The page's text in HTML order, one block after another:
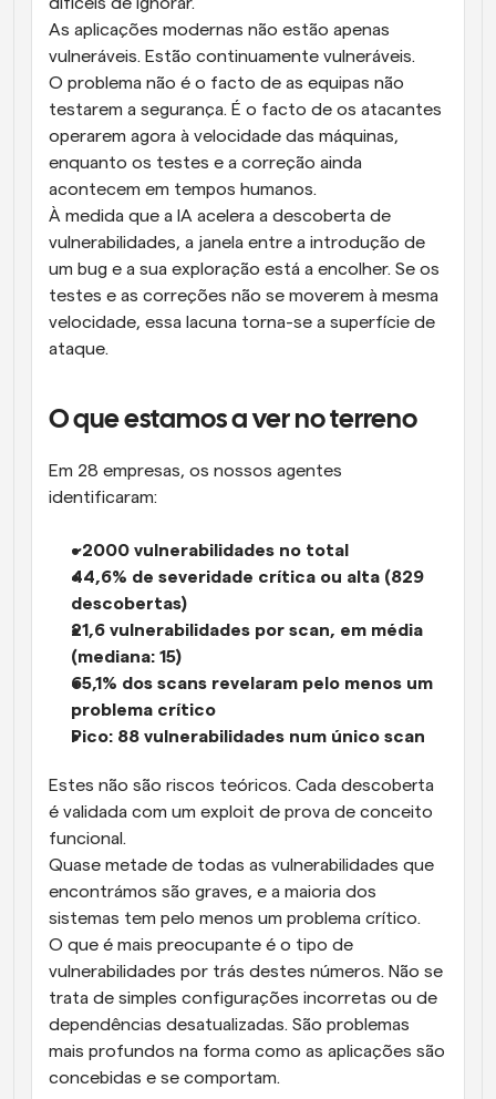
As aplicações modernas não estão apenas
vulneráveis. Estão continuamente vulneráveis.
O problema não é o facto de as equipas não
testarem a segurança. É o facto de os atacantes
operarem agora à velocidade das máquinas,
enquanto os testes e a correção ainda
acontecem em tempos humanos.
À medida que a IA acelera a descoberta de
vulnerabilidades, a janela entre a introdução de
um bug e a sua exploração está a encolher. Se os
testes e as correções não se moverem à mesma
velocidade, essa lacuna torna-se a superfície de
ataque.
O que estamos a ver no terreno
Em 28 empresas, os nossos agentes
identificaram:
~2000 vulnerabilidades no total
44,6% de severidade crítica ou alta (829
descobertas)
21,6 vulnerabilidades por scan, em média
(mediana: 15)
65,1% dos scans revelaram pelo menos um
problema crítico
Pico: 88 vulnerabilidades num único scan
Estes não são riscos teóricos. Cada descoberta
é validada com um exploit de prova de conceito
funcional.
Quase metade de todas as vulnerabilidades que
encontrámos são graves, e a maioria dos
sistemas tem pelo menos um problema crítico.
O que é mais preocupante é o tipo de
vulnerabilidades por trás destes números. Não se
trata de simples configurações incorretas ou de
dependências desatualizadas. São problemas
mais profundos na forma como as aplicações são
concebidas e se comportam.